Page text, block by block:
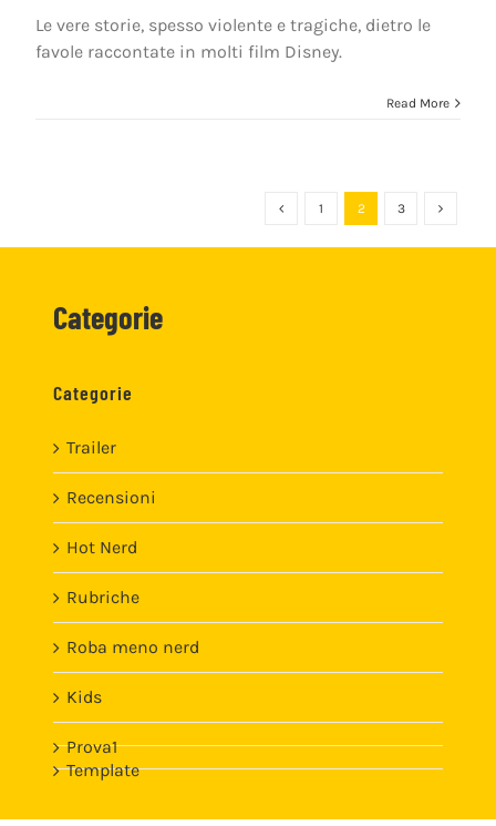
Le vere storie, spesso violente e tragiche, dietro le
favole raccontate in molti film Disney.
Read More
1 2 3
Categorie
Categorie
Trailer
Recensioni
Hot Nerd
Rubriche
Roba meno nerd
Kids
Prova1
Template